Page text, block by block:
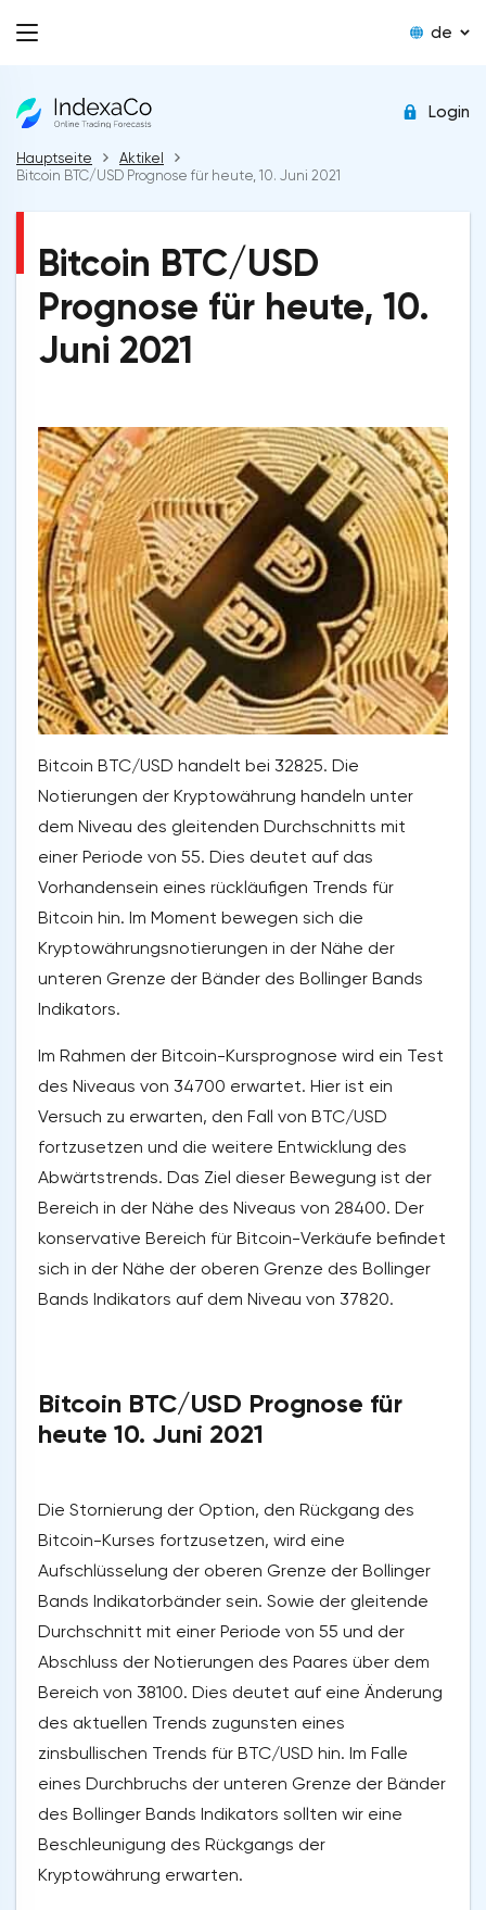
de
Login
Hauptseite
Aktikel
Bitcoin BTC/USD Prognose für heute, 10. Juni 2021
Bitcoin BTC/USD
Prognose für heute, 10.
Juni 2021
Bitcoin BTC/USD handelt bei 32825. Die
Notierungen der Kryptowährung handeln unter
dem Niveau des gleitenden Durchschnitts mit
einer Periode von 55. Dies deutet auf das
Vorhandensein eines rückläufigen Trends für
Bitcoin hin. Im Moment bewegen sich die
Kryptowährungsnotierungen in der Nähe der
unteren Grenze der Bänder des Bollinger Bands
Indikators.
Im Rahmen der Bitcoin-Kursprognose wird ein Test
des Niveaus von 34700 erwartet. Hier ist ein
Versuch zu erwarten, den Fall von BTC/USD
fortzusetzen und die weitere Entwicklung des
Abwärtstrends. Das Ziel dieser Bewegung ist der
Bereich in der Nähe des Niveaus von 28400. Der
konservative Bereich für Bitcoin-Verkäufe befindet
sich in der Nähe der oberen Grenze des Bollinger
Bands Indikators auf dem Niveau von 37820.
Bitcoin BTC/USD Prognose für
heute 10. Juni 2021
Die Stornierung der Option, den Rückgang des
Bitcoin-Kurses fortzusetzen, wird eine
Aufschlüsselung der oberen Grenze der Bollinger
Bands Indikatorbänder sein. Sowie der gleitende
Durchschnitt mit einer Periode von 55 und der
Abschluss der Notierungen des Paares über dem
Bereich von 38100. Dies deutet auf eine Änderung
des aktuellen Trends zugunsten eines
zinsbullischen Trends für BTC/USD hin. Im Falle
eines Durchbruchs der unteren Grenze der Bänder
des Bollinger Bands Indikators sollten wir eine
Beschleunigung des Rückgangs der
Kryptowährung erwarten.